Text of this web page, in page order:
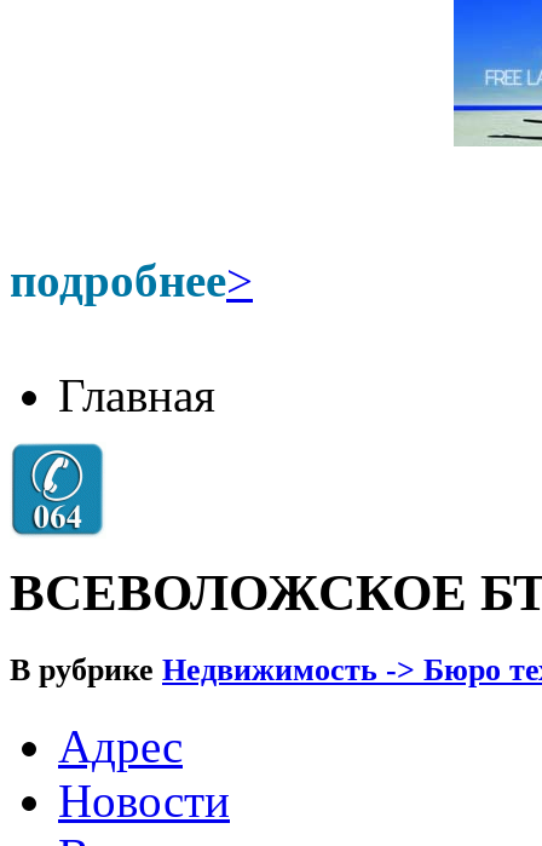
подробнее>
Главная
ВСЕВОЛОЖСКОЕ
В рубрике Недвижимость -> Бюро
Адрес
Новости